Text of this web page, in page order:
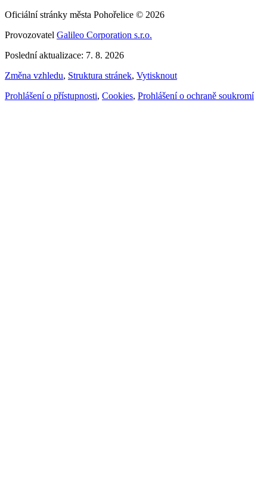
Oficiální stránky města Pohořelice © 2026
Provozovatel Galileo Corporation s.r.o.
Poslední aktualizace: 7. 8. 2026
Změna vzhledu, Struktura stránek, Vytisknout
Prohlášení o přístupnosti, Cookies, Prohlášení o ochraně soukromí